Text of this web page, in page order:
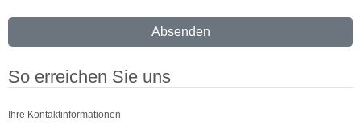
Absenden
So erreichen Sie uns
Ihre Kontaktinformationen